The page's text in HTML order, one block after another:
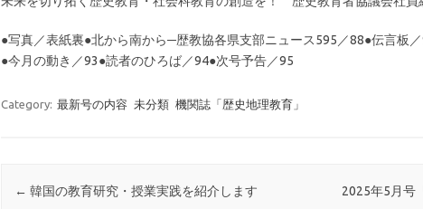
●写真／表紙裏●北から南から─歴教協各県支部ニュース595／88●伝言板
●今月の動き／93●読者のひろば／94●次号予告／95
Category: 最新号の内容 未分類 機関誌「歴史地理教育」
投稿ナビゲーション
← 韓国の教育研究・授業実践を紹介します
2025年5月号